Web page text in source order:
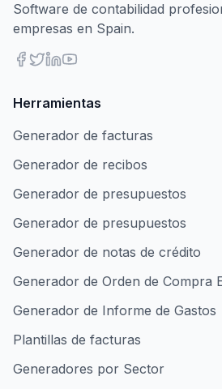
Software de contabilidad
empresas en Spain.
Herramientas
Generador de facturas
Generador de recibos
Generador de presupuestos
Generador de presupuestos
Generador de notas de crédito
Generador de Orden de Compra
Generador de Informe de Gastos
Plantillas de facturas
Generadores por Sector